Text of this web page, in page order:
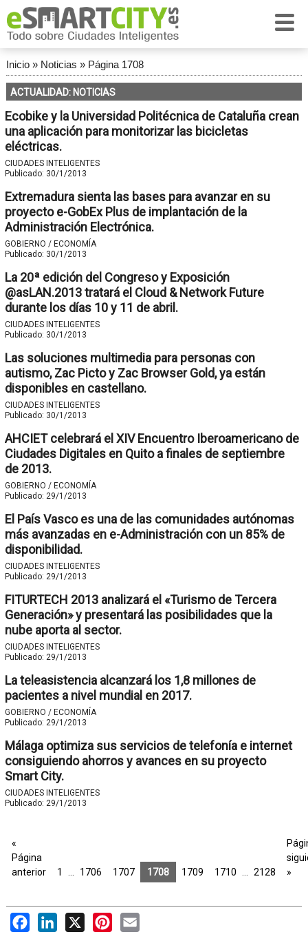
Inicio» Noticias » Página 1708
ACTUALIDAD: NOTICIAS
Ecobike y la Universidad Politécnica de Cataluña crean
una aplicación para monitorizar las bicicletas
eléctricas.
CIUDADES INTELIGENTES
Publicado: 30/1/2013
Extremadura sienta las bases para avanzar en su
proyecto e-GobEx Plus de implantación de la
Administración Electrónica.
GOBIERNO / ECONOMÍA
Publicado: 30/1/2013
La 20ª edición del Congreso y Exposición
@asLAN.2013 tratará el Cloud & Network Future
durante los días 10 y 11 de abril.
CIUDADES INTELIGENTES
Publicado: 30/1/2013
Las soluciones multimedia para personas con
autismo, Zac Picto y Zac Browser Gold, ya están
disponibles en castellano.
CIUDADES INTELIGENTES
Publicado: 30/1/2013
AHCIET celebrará el XIV Encuentro Iberoamericano de
Ciudades Digitales en Quito a finales de septiembre
de 2013.
GOBIERNO / ECONOMÍA
Publicado: 29/1/2013
El País Vasco es una de las comunidades autónomas
más avanzadas en e-Administración con un 85% de
disponibilidad.
CIUDADES INTELIGENTES
Publicado: 29/1/2013
FITURTECH 2013 analizará el «Turismo de Tercera
Generación» y presentará las posibilidades que la
nube aporta al sector.
CIUDADES INTELIGENTES
Publicado: 29/1/2013
La teleasistencia alcanzará los 1,8 millones de
pacientes a nivel mundial en 2017.
GOBIERNO / ECONOMÍA
Publicado: 29/1/2013
Málaga optimiza sus servicios de telefonía e internet
consiguiendo ahorros y avances en su proyecto
Smart City.
CIUDADES INTELIGENTES
Publicado: 29/1/2013
«
Página
anterior
1 1706 1707 1708 1709 1710 2128
»
FacebookLinkedIn
X PinterestEmail